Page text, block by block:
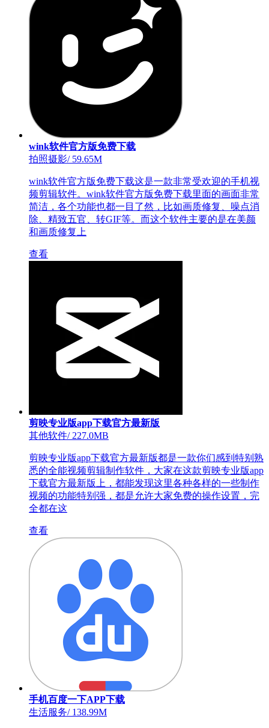
wink软件官方版免费下载
拍照摄影/59.65M
wink软件官方版免费下载这是一款非常受欢迎的手机视
频剪辑软件。wink软件官方版免费下载里面的画面非常
简洁，各个功能也都一目了然，比如画质修复、噪点消
除、精致五官、转GIF等。而这个软件主要的是在美颜
和画质修复上
查看
剪映专业版app下载官方最新版
其他软件/227.0MB
剪映专业版app下载官方最新版都是一款你们感到特别熟
悉的全能视频剪辑制作软件，大家在这款剪映专业版app
下载官方最新版上，都能发现这里各种各样的一些制作
视频的功能特别强，都是允许大家免费的操作设置，完
全都在这
查看
手机百度一下APP下载
生活服务/138.99M